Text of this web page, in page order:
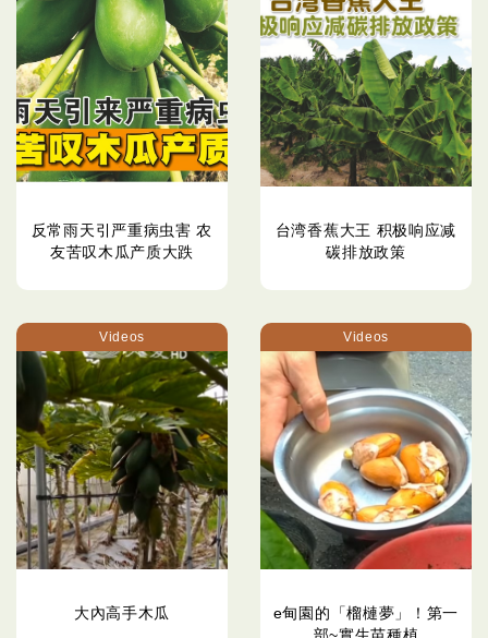
反常雨天引严重病虫害 农
友苦叹木瓜产质大跌
台湾香蕉大王 积极响应减
碳排放政策
Videos
大內高手木瓜
Videos
e甸園的「榴槤夢」！第一